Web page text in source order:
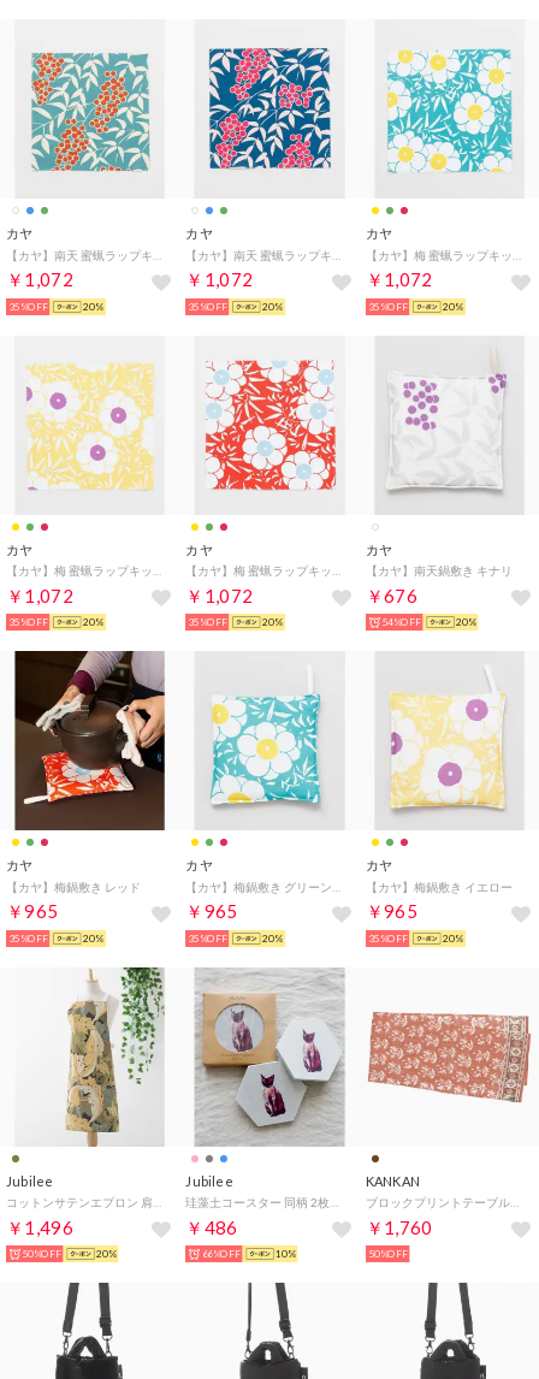
カヤ
￥1,072
35%OFF 20%
カヤ
￥1,072
35%OFF 20%
カヤ
￥1,072
35%OFF 20%
カヤ
￥1,072
35%OFF 20%
カヤ
￥1,072
35%OFF 20%
カヤ
【カヤ】南天鍋敷き キナリ
￥676
54%OFF 20%
カヤ
【カヤ】梅鍋敷き レッド
￥965
35%OFF 20%
カヤ
￥965
35%OFF 20%
カヤ
【カヤ】梅鍋敷き イエロー
￥965
35%OFF 20%
Jubilee
￥1,496
50%OFF 20%
Jubilee
￥486
66%OFF 10%
KANKAN
ブロックプリントテーブルランナー （ブラウン）
￥1,760
50%OFF